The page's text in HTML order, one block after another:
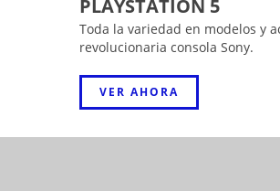
PLAYSTATION 5
Toda la variedad en modelos y
revolucionaria consola Sony.
VER AHORA